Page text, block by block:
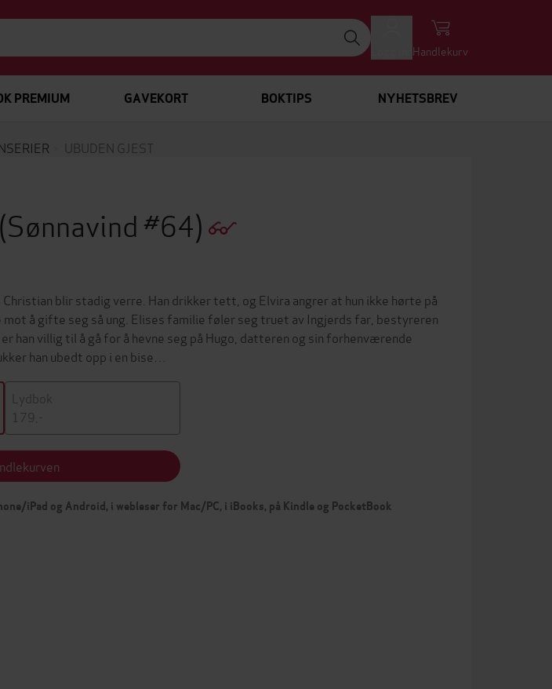
Handlekurv
PREMIUM GAVEKORT BOKTIPS NYHETSBREV
UBUDEN GJEST
(Sønnavind #64)
blir stadig verre. Han drikker tett, og Elvira angrer at hun ikke hørte på
å gifte seg så ung. Elises familie føler seg truet av Ingjerds far, bestyreren
han villig til å gå for å hevne seg på Hugo, datteren og sin forhenværende
han ubedt opp i en bise…
Lydbok
179,-
iPad og Android, i webleser for Mac/PC, i iBooks, på Kindle og PocketBook